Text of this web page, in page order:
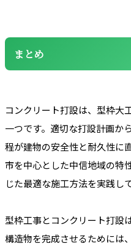
まとめ
コンクリート打設は、型枠大
一つです。適切な打設計画か
程が建物の安全性と耐久性に
市を中心とした中信地域の特
じた最適な施工方法を実践し
型枠工事とコンクリート打設
構造物を完成させるためには